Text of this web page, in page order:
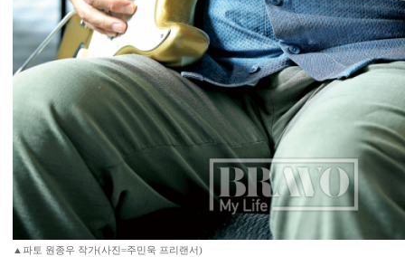
▲파토 원종우 작가(사진=주민욱 프리랜서)